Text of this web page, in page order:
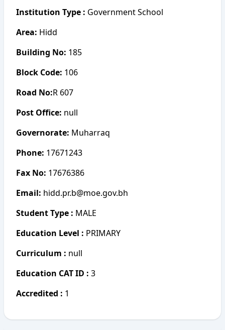
Institution Type : Government School
Area: Hidd
Building No: 185
Block Code: 106
Road No:R 607
Post Office: null
Governorate: Muharraq
Phone: 17671243
Fax No: 17676386
Email: hidd.pr.b@moe.gov.bh
Student Type : MALE
Education Level : PRIMARY
Curriculum : null
Education CAT ID : 3
Accredited : 1